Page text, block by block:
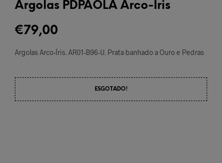
Argolas PDPAOLA Arco-Íris
€79,00
Argolas Arco-Íris. AR01-B96-U. Prata banhado a Ouro e Pedras
ESGOTADO!